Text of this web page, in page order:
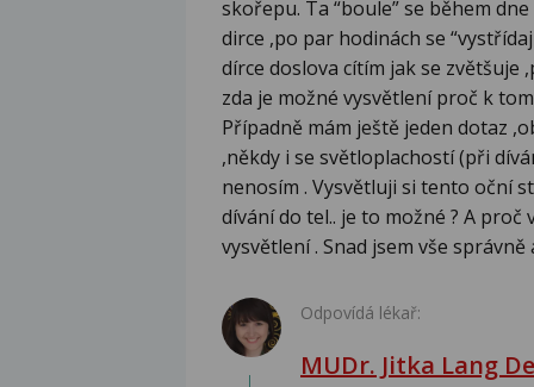
skořepu. Ta “boule” se během
dirce ,po par hodinách se
dírce doslova cítím jak se zvětšuje
zda je možné vysvětlení proč k
Případně mám ještě jeden dotaz
,někdy i se světloplachostí (při
nenosím . Vysvětluji si tento oční
dívání do tel.. je to možné ? A
vysvětlení . Snad jsem vše
Odpovídá lékař:
MUDr. Jitka Lang